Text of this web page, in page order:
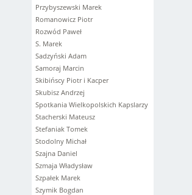
Przybyszewski Marek
Romanowicz Piotr
Rozwód Paweł
S. Marek
Sadzyński Adam
Samoraj Marcin
Skibińscy Piotr i Kacper
Skubisz Andrzej
Spotkania Wielkopolskich Kapslarzy
Stacherski Mateusz
Stefaniak Tomek
Stodolny Michał
Szajna Daniel
Szmaja Władysław
Szpałek Marek
Szymik Bogdan